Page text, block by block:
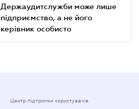
Держаудитслужби може лише
підприємство, а не його
керівник особисто
Центр підтримки користувачів